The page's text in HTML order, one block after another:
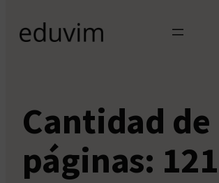
Cantidad de
páginas: 121